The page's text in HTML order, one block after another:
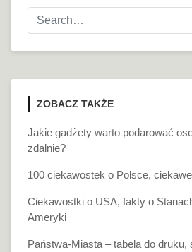
ZOBACZ TAKŻE
Jakie gadżety warto podarować
zdalnie?
100 ciekawostek o Polsce,
Ciekawostki o USA, fakty o
Ameryki
Państwa-Miasta – tabela do druku,